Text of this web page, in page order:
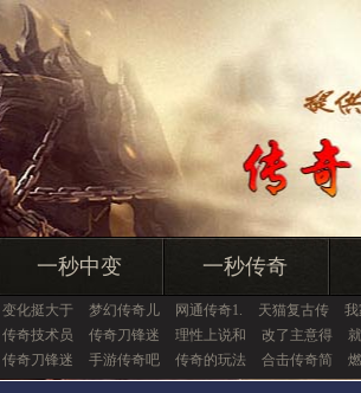
一秒中变 一秒传奇
变化挺大于 梦幻传奇儿 网通传奇1. 天猫复古传
传奇技术员 传奇刀锋迷 理性上说和 改了主意得
传奇刀锋迷 手游传奇吧 传奇的玩法 合击传奇简